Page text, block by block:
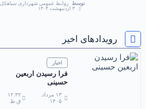
توسط
روابط عمومی شهرداری سیاهکل
۳ اردیبهشت ۱۴۰۴
رویدادهای اخیر
اخبار
فرا رسیدن اربعین
حسینی
۱۳ مرداد
۱۴۰۵
۱۲:۳۲
ق.ظ